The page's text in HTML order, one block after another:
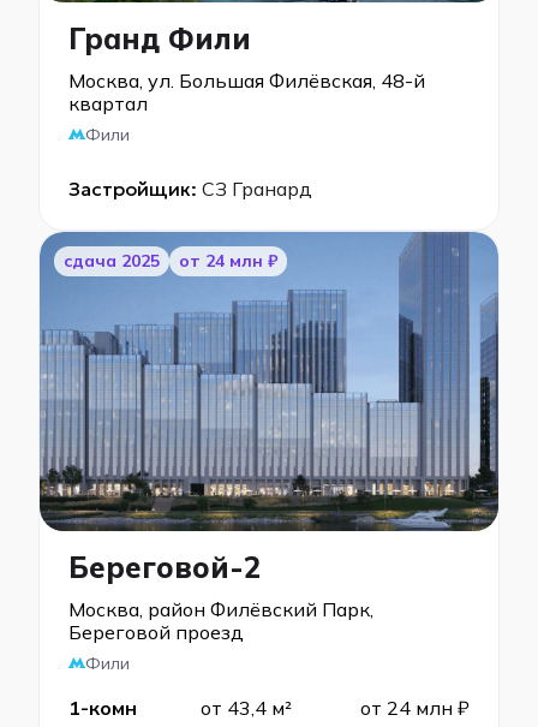
Гранд Фили
Москва, ул. Большая Филёвская, 48-й
квартал
Фили
Застройщик: СЗ Гранард
cдача 2025 от 24 млн ₽
Береговой-2
Москва, район Филёвский Парк,
Береговой проезд
Фили
1-комн от 43,4 м² от 24 млн ₽